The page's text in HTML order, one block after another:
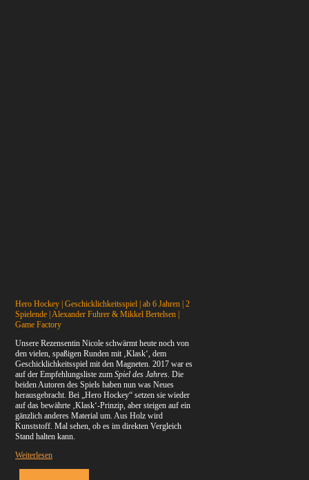
Hero Hockey | Geschicklichkeitsspiel | ab 6 Jahren | 2
Spielende | Alexander Fuhrer & Mikkel Bertelsen |
Game Factory
Unsere Rezensentin Nicole schwärmt heute noch von
den vielen, spaßigen Runden mit ‚Klask‘, dem
Geschicklichkeitsspiel mit den Magneten. 2017 war es
auf der Empfehlungsliste zumSpiel des Jahres. Die
beiden Autoren des Spiels haben nun was Neues
herausgebracht. Bei „Hero Hockey“ setzen sie wieder
auf das bewährte ‚Klask‘-Prinzip, aber steigen auf ein
gänzlich anderes Material um. Aus Holz wird
Kunststoff. Mal sehen, ob es im direkten Vergleich
Stand halten kann.
Weiterlesen